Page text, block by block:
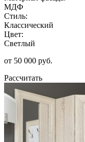
МДФ
Стиль:
Классический
Цвет:
Светлый
от 50 000 руб.
Рассчитать